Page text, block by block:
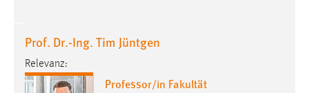
Prof. Dr.-Ing. Tim Jüntgen
Relevanz:
Professor/in Fakultät